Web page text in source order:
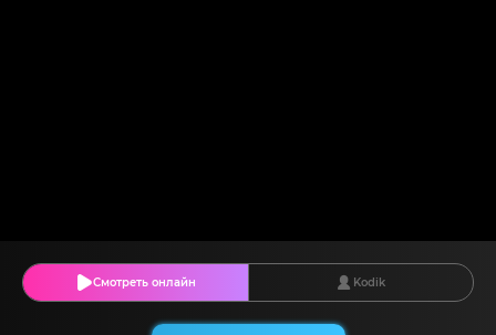
Смотреть онлайн Kodik